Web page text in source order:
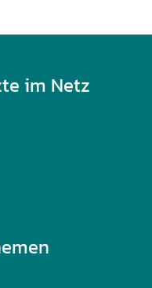
im Netz